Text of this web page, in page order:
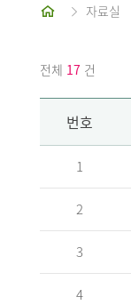
홈 자료실
전체 17 건
번호
1
2
3
4